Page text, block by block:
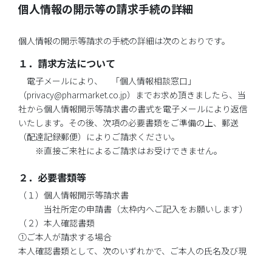
個人情報の開示等の請求手続の詳細
個人情報の開示等請求の手続の詳細は次のとおりです。
１．請求方法について
電子メールにより、 「個人情報相談窓口」
（privacy@pharmarket.co.jp）までお求め頂きましたら、当
社から個人情報開示等請求書の書式を電子メールにより返信
いたします。その後、次項の必要書類をご準備の上、郵送
（配達記録郵便）によりご請求ください。
※直接ご来社によるご請求はお受けできません。
２．必要書類等
（１）個人情報開示等請求書
当社所定の申請書（太枠内へご記入をお願いします）
（２）本人確認書類
①ご本人が請求する場合
本人確認書類として、次のいずれかで、ご本人の氏名及び現